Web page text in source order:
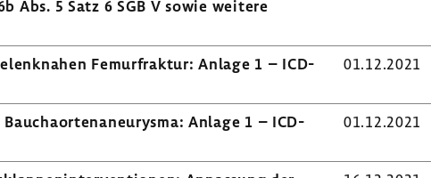
Abs. 5 Satz 6 SGB V sowie weitere
Femur­fraktur: Anlage 1 – ICD-​
01.12.2021
Anlage 1 – ICD-​
01.12.2021